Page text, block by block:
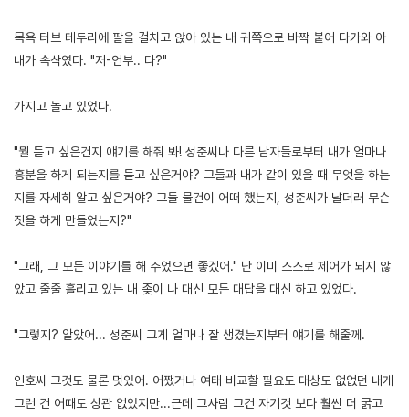
목욕 터브 테두리에 팔을 걸치고 앉아 있는 내 귀쪽으로 바짝 붙어 다가와 아
내가 속삭였다. "저-언부.. 다?"
가지고 놀고 있었다.
"뭘 듣고 싶은건지 얘기를 해줘 봐! 성준씨나 다른 남자들로부터 내가 얼마나
흥분을 하게 되는지를 듣고 싶은거야? 그들과 내가 같이 있을 때 무엇을 하는
지를 자세히 알고 싶은거야? 그들 물건이 어떠 했는지, 성준씨가 날더러 무슨
짓을 하게 만들었는지?"
"그래, 그 모든 이야기를 해 주었으면 좋겠어." 난 이미 스스로 제어가 되지 않
았고 줄줄 흘리고 있는 내 좆이 나 대신 모든 대답을 대신 하고 있었다.
"그렇지? 알았어... 성준씨 그게 얼마나 잘 생겼는지부터 얘기를 해줄께.
인호씨 그것도 물론 멋있어. 어쨌거나 여태 비교할 필요도 대상도 없없던 내게
그런 건 어때도 상관 없었지만...근데 그사람 그건 자기것 보다 훨씬 더 굵고